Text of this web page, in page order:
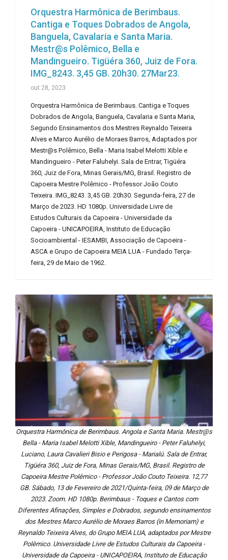
Orquestra Harmônica de Berimbaus.
Cantiga e Toques Dobrados de Angola,
Banguela, Cavalaria e Santa Maria.
Mestr@s Polêmico, Bella e
Mandingueiro. Tigüéra 360, Juiz de Fora.
IMG_8243. 3,45 GB. 20h30. 27Mar23.
out 28, 2023
Orquestra Harmônica de Berimbaus. Cantiga e Toques
Dobrados de Angola, Banguela, Cavalaria e Santa Maria,
Segundo Ensinamentos dos Mestres Reynaldo Teixeira
Alves e Marco Aurélio de Moraes Barros, Adaptados por
Mestr@s Polêmico, Bella - Maria Isabel Melotti Xible e
Mandingueiro - Peter Faluhelyi. Sala de Entrar, Tigüéra
360, Juiz de Fora, Minas Gerais/MG, Brasil. Registro de
Capoeira Mestre Polêmico - Professor João Couto
Teixeira. IMG_8243. 3,45 GB. 20h30. Segunda-feira, 27 de
Março de 2023. HD 1080p. Universidade Livre de
Estudos Culturais da Capoeira - Universidade da
Capoeira - UNICAPOEIRA, Instituto de Educação
Socioambiental - IESAMBI, Associação de Capoeira -
ASCA e Grupo de Capoeira MEIA LUA - Fundado Terça-
feira, 29 de Maio de 1962.
Orquestra Harmônica de Berimbaus. Angola e Santa Maria. Mestr@s
Bella - Maria Isabel Melotti Xible, Mandingueiro - Peter Faluhelyi,
Luciano, Laura Cavalieri Bisio e Perigosa - Marialú. Sala de Entrar,
Tigüéra 360, Juiz de Fora, Minas Gerais/MG, Brasil. Registro de
Capoeira Mestre Polêmico - Professor João Couto Teixeira. 12,77
GB. Sábado, 13 de Fevereiro de 2021/Quinta-feira, 09 de Março de
2023. Zoom. HD 1080p. Berimbaus - Toques e Cantos com
Diferentes Afinações, Simples e Dobrados, segundo ensinamentos
dos Mestres Marco Aurélio de Moraes Barros (in Memoriam) e
Reynaldo Teixeira Alves, do Grupo MEIA LUA, adaptados por Mestre
Polêmico. Universidade Livre de Estudos Culturais da Capoeira -
Universidade da Capoeira - UNICAPOEIRA, Instituto de Educação